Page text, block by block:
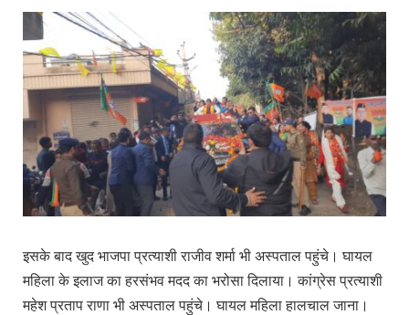
इसके बाद खुद भाजपा प्रत्याशी राजीव शर्मा भी अस्पताल पहुंचे। घायल
महिला के इलाज का हरसंभव मदद का भरोसा दिलाया। कांग्रेस प्रत्याशी
महेश प्रताप राणा भी अस्पताल पहुंचे। घायल महिला हालचाल जाना।